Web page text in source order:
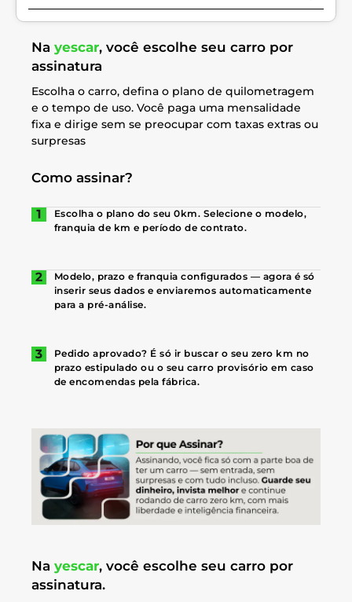
Na yescar, você escolhe seu carro por
assinatura
Escolha o carro, defina o plano de quilometragem
e o tempo de uso. Você paga uma mensalidade
fixa e dirige sem se preocupar com taxas extras ou
surpresas
Como assinar?
Escolha o plano do seu 0km. Selecione o modelo,
franquia de km e período de contrato.
Modelo, prazo e franquia configurados — agora é só
inserir seus dados e enviaremos automaticamente
para a pré-análise.
Pedido aprovado? É só ir buscar o seu zero km no
prazo estipulado ou o seu carro provisório em caso
de encomendas pela fábrica.
Na yescar, você escolhe seu carro por
assinatura.